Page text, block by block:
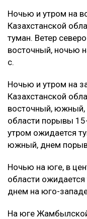
Ночью и утром на
Казахстанской
туман. Ветер
восточный, ночью
с.
Ночью и утром на
Казахстанской
восточный, южный,
области порывы
утром ожидается
южный, днем
Ночью на юге, в
области
днем на юго-
На юге